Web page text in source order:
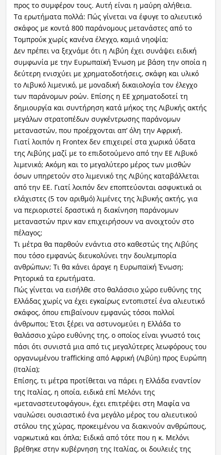
προς το συμφέρον τους. Αυτή είναι η μαύρη αλήθεια.
Τα ερωτήματα πολλά: Πώς γίνεται να έφυγε το αλιευτικό
σκάφος με κοντά 800 παράνομους μετανάστες από το
Τομπρούκ χωρίς κανένα έλεγχο, καμιά νηοψία;
Δεν πρέπει να ξεχνάμε ότι η Λιβύη έχει συνάψει ειδική
συμφωνία με την Ευρωπαϊκή Ένωση με βάση την οποία η
δεύτερη ενισχύει με χρηματοδοτήσεις, σκάφη και υλικό
το Λιβυκό λιμενικό, με μοναδική δικαιολογία τον έλεγχο
των παράνομων ροών. Επίσης η ΕΕ χρηματοδοτεί τη
δημιουργία και συντήρηση κατά μήκος της Λιβυκής ακτής
μεγάλων στρατοπέδων συγκέντρωσης παράνομων
μεταναστών, που προέρχονται απ’ όλη την Αφρική.
Γιατί λοιπόν η Frontex δεν επιχειρεί στα χωρικά ύδατα
της Λιβύης μαζί με το επιδοτούμενο από την ΕΕ Λιβυκό
λιμενικό; Ακόμη και το μεγαλύτερο μέρος των μισθών
όσων υπηρετούν στο λιμενικό της Λιβύης καταβάλλεται
από την ΕΕ. Γιατί λοιπόν δεν εποπτεύονται ασφυκτικά οι
ελάχιστες (5 τον αριθμό) λιμένες της λιβυκής ακτής, για
να περιοριστεί δραστικά η διακίνηση παράνομων
μεταναστών πριν καν επιχειρήσουν να ανοιχτούν στο
πέλαγος;
Τι μέτρα θα παρθούν ενάντια στο καθεστώς της Λιβύης
που τόσο εμφανώς διευκολύνει την δουλεμπορία
ανθρώπων; Τι θα κάνει άραγε η Ευρωπαϊκή Ένωση;
Ρητορικά τα ερωτήματα.
Πώς γίνεται να εισήλθε στο θαλάσσιο χώρο ευθύνης της
Ελλάδας χωρίς να έχει εγκαίρως εντοπιστεί ένα αλιευτικό
σκάφος, όπου επιβαίνουν εμφανώς τόσοι πολλοί
άνθρωποι; Έτσι ξέρει να αστυνομεύει η Ελλάδα το
θαλάσσιο χώρο ευθύνης της, ο οποίος είναι γνωστό τοις
πάσι ότι συνιστά μια από τις μεγαλύτερες λεωφόρους του
οργανωμένου trafficking από Αφρική (Λιβύη) προς Ευρώπη
(Ιταλία);
Επίσης, τι μέτρα προτίθεται να πάρει η Ελλάδα εναντίον
της Ιταλίας, η οποία, ειδικά επί Μελόνι της
«μεταναστευτοφάγου», έχει επιτρέψει στη Μαφία να
ναυλώσει ουσιαστικό ένα μεγάλο μέρος του αλιευτικού
στόλου της χώρας, προκειμένου να διακινούν ανθρώπους,
ναρκωτικά και όπλα; Ειδικά από τότε που η κ. Μελόνι
βρέθηκε στην κυβέρνηση της Ιταλίας, οι δουλειές της